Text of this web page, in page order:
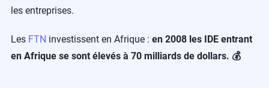
les entreprises.
Les FTN investissent en Afrique : en 2008 les IDE entrant
en Afrique se sont élevés à 70 milliards de dollars. 💰